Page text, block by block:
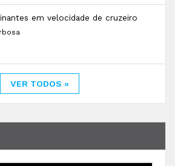
em velocidade de cruzeiro
VER TODOS »